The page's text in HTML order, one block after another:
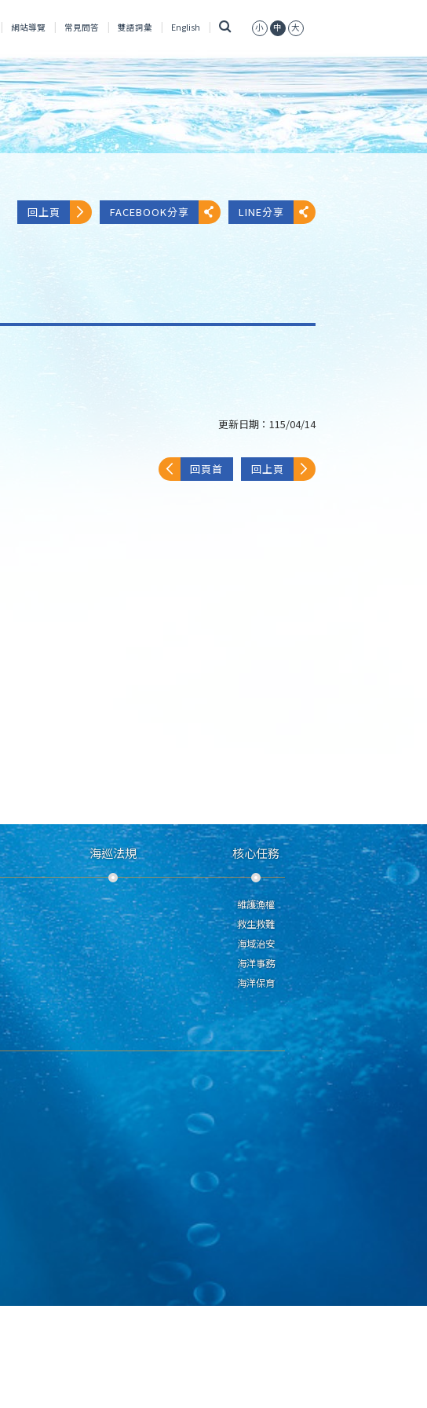
網站導覽 常見問答 雙語詞彙 English 小 中 大
回上頁 FACEBOOK分享 LINE分享
更新日期： 115/04/14
回頁首 回上頁
海巡法規 核心任務
維護漁權
救生救難
海域治安
海洋事務
海洋保育